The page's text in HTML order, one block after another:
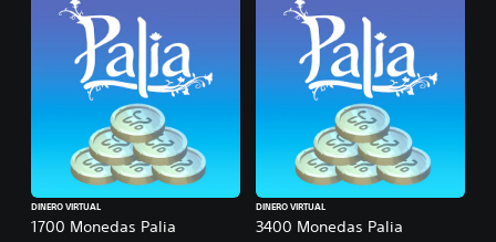
1700 Monedas Palia
DINERO VIRTUAL
3400 Monedas Palia
DINERO VIRTUAL